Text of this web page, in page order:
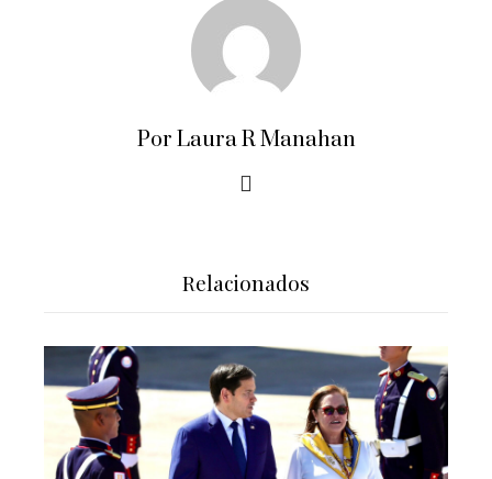
Por Laura R Manahan
Relacionados